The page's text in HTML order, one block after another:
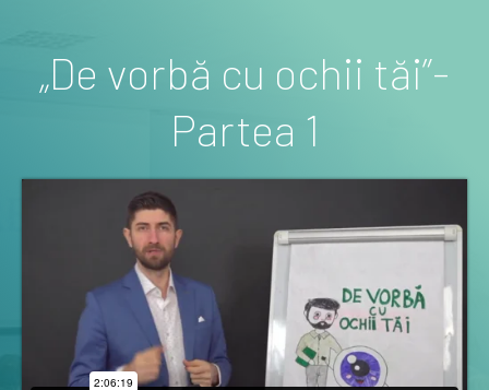
„De vorbă cu ochii tăi”-
Partea 1